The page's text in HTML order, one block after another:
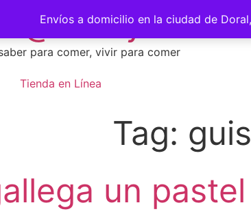
Envíos a domicilio en la ciudad de Doral,
- @saberycomer
para comer, vivir para comer
Tienda en Línea
Tag:
un